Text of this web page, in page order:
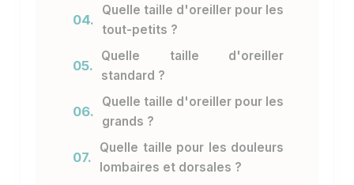
04.
Quelle taille d'oreiller pour les
tout-petits ?
05.
Quelle taille d'oreiller
standard ?
06.
Quelle taille d'oreiller pour les
grands ?
07.
Quelle taille pour les douleurs
lombaires et dorsales ?